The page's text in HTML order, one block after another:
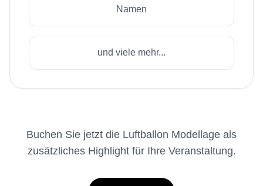
Namen
und viele mehr...
Buchen Sie jetzt die Luftballon Modellage als
zusätzliches Highlight für Ihre Veranstaltung.